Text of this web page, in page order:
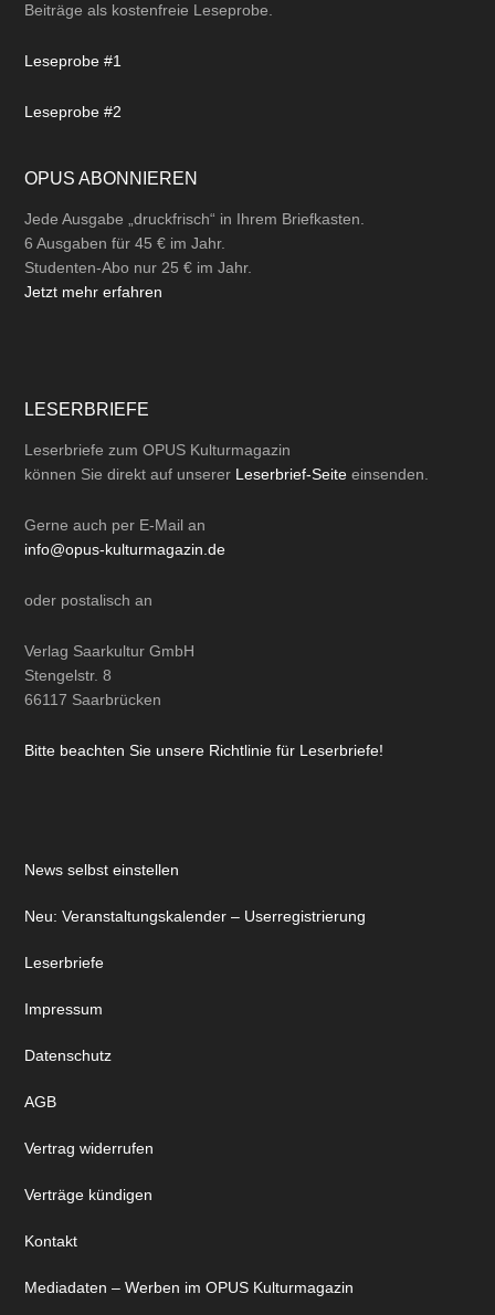
Beiträge als kostenfreie Leseprobe.
Leseprobe #1
Leseprobe #2
OPUS ABONNIEREN
Jede Ausgabe „druckfrisch“ in Ihrem Briefkasten.
6 Ausgaben für 45 € im Jahr.
Studenten-Abo nur 25 € im Jahr.
Jetzt mehr erfahren
LESERBRIEFE
Leserbriefe zum OPUS Kulturmagazin
können Sie direkt auf unserer Leserbrief-Seite einsenden.
Gerne auch per E-Mail an
info@opus-kulturmagazin.de
oder postalisch an
Verlag Saarkultur GmbH
Stengelstr. 8
66117 Saarbrücken
Bitte beachten Sie unsere Richtlinie für Leserbriefe!
News selbst einstellen
Neu: Veranstaltungskalender – Userregistrierung
Leserbriefe
Impressum
Datenschutz
AGB
Vertrag widerrufen
Verträge kündigen
Kontakt
Mediadaten – Werben im OPUS Kulturmagazin